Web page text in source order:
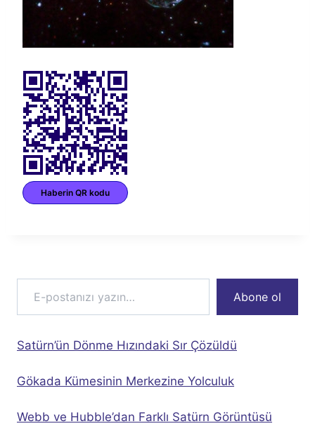
Haberin QR kodu
E-postanızı yazın…
Abone ol
Satürn’ün Dönme Hızındaki Sır Çözüldü
Gökada Kümesinin Merkezine Yolculuk
Webb ve Hubble’dan Farklı Satürn Görüntüsü